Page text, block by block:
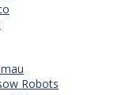
Robots